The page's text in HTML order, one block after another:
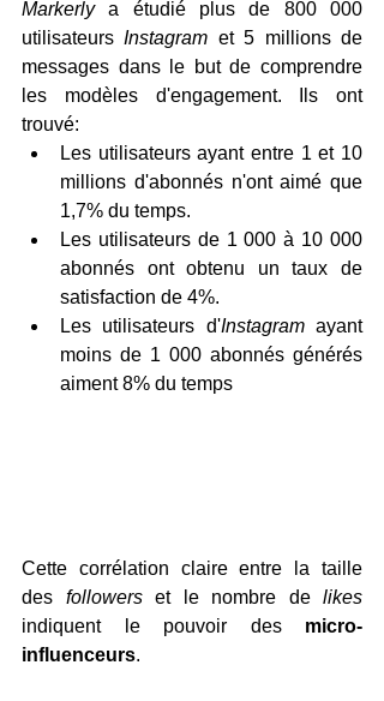
Markerly a étudié plus de 800 000
utilisateurs Instagram et 5 millions de
messages dans le but de comprendre
les modèles d'engagement. Ils ont
trouvé:
Les utilisateurs ayant entre 1 et 10
millions d'abonnés n'ont aimé que
1,7% du temps.
Les utilisateurs de 1 000 à 10 000
abonnés ont obtenu un taux de
satisfaction de 4%.
Les utilisateurs d'Instagram ayant
moins de 1 000 abonnés générés
aiment 8% du temps
Cette corrélation claire entre la taille
des followers et le nombre de likes
indiquent le pouvoir des micro-
influenceurs.